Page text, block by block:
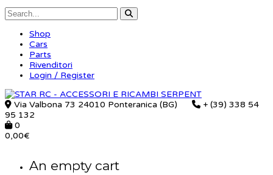
Shop
Cars
Parts
Rivenditori
Login / Register
Via Valbona 73 24010 Ponteranica (BG)
+ (39) 338 54
95 132
0
0,00€
An empty cart